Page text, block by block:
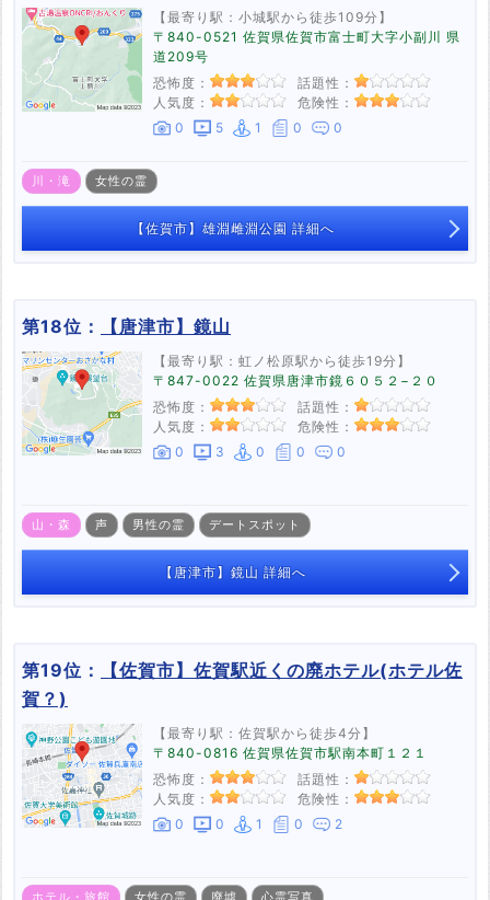
【最寄り駅：小城駅から徒歩109分】
〒840-0521 佐賀県佐賀市富士町大字小副川 県
道209号
恐怖度：
話題性：
人気度：
危険性：
0
5 1 0 0
川・滝 女性の霊
【佐賀市】雄淵雌淵公園 詳細へ
第18位： 【唐津市】鏡山
【最寄り駅：虹ノ松原駅から徒歩19分】
〒847-0022 佐賀県唐津市鏡６０５２−２０
恐怖度：
話題性：
人気度：
危険性：
0
3 0 0 0
山・森 声 男性の霊 デートスポット
【唐津市】鏡山 詳細へ
第19位：
【佐賀市】佐賀駅近くの廃ホテル(ホテル佐
賀？)
【最寄り駅：佐賀駅から徒歩4分】
〒840-0816 佐賀県佐賀市駅南本町１２１
恐怖度：
話題性：
人気度：
危険性：
0
0 1 0 2
ホテル・旅館 女性の霊 廃墟 心霊写真